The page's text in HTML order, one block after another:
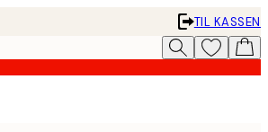
TIL KASSEN